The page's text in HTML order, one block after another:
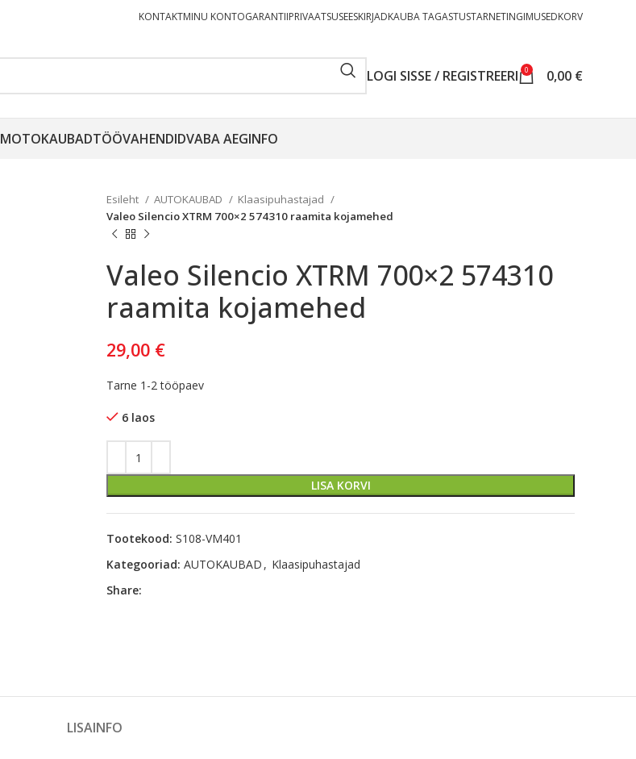
KONTAKTMINU KONTOGARANTIIPRIVAATSUSEESKIRJADKAUBA TAGASTUSTARNETINGIMUSEDKORV
LOGI SISSE / REGISTREERI 0 0,00 €
MOTOKAUBADTÖÖVAHENDIDVABA AEGINFO
Esileht AUTOKAUBAD
Klaasipuhastajad
Valeo Silencio XTRM 700×2 574310 raamita kojamehed
Valeo Silencio XTRM 700×2 574310
raamita kojamehed
29,00 €
Tarne 1-2 tööpaev
6 laos
LISA KORVI
Tootekood: S108-VM401
Kategooriad: AUTOKAUBAD , Klaasipuhastajad
Share:
LISAINFO